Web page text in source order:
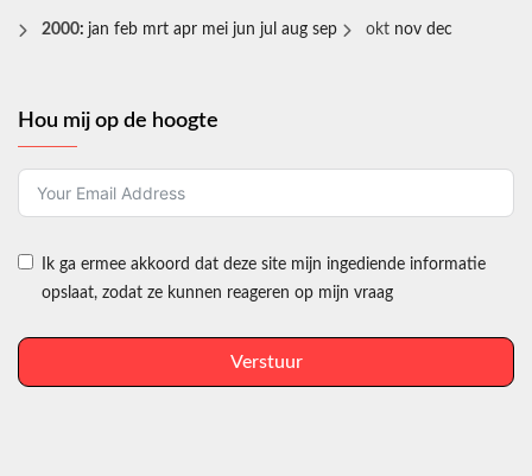
2000: jan feb mrt apr mei jun jul aug sep okt nov dec
Hou mij op de hoogte
Ik ga ermee akkoord dat deze site mijn ingediende informatie
opslaat, zodat ze kunnen reageren op mijn vraag
Verstuur